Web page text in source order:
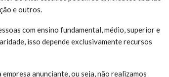
e outros.
com ensino fundamental, médio, superior e
isso depende exclusivamente recursos
anunciante, ou seja, não realizamos